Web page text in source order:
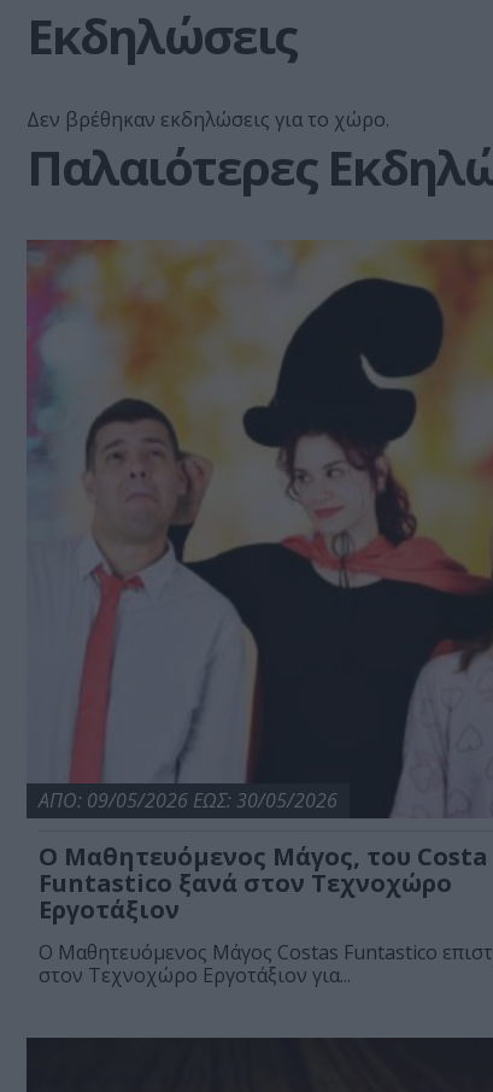
Εκδηλώσεις
Δεν βρέθηκαν εκδηλώσεις για το χώρο.
Παλαιότερες
ΑΠΟ: 09/05/2026 ΕΩΣ: 30/05/2026
Ο Μαθητευόμενος Μάγος, του Costa
Funtastico ξανά στον Τεχνοχώρο
Εργοτάξιον
Ο Μαθητευόμενος Μάγος Costas Funtastico
στον Τεχνοχώρο Εργοτάξιον για...